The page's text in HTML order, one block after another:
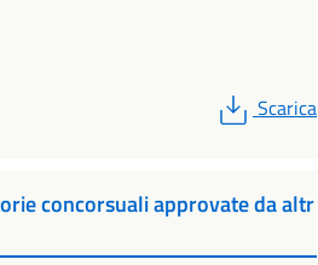
PDF
Scarica
concorsuali approvate da altr